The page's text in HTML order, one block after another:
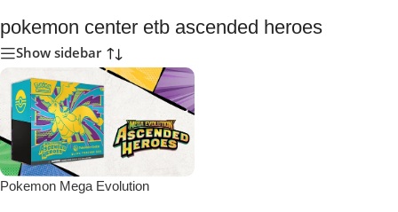
pokemon center etb ascended heroes
Show sidebar
Pokemon Mega Evolution